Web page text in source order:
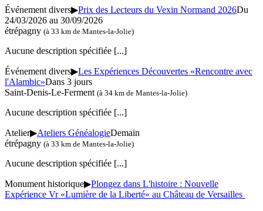
Événement divers▶Prix des Lecteurs du Vexin Normand 2026Du
24/03/2026 au 30/09/2026
étrépagny (à 33 km de Mantes-la-Jolie)
Aucune description spécifiée [...]
Événement divers▶Les Expériences Découvertes «Rencontre avec
l'Alambic»Dans 3 jours
Saint-Denis-Le-Ferment (à 34 km de Mantes-la-Jolie)
Aucune description spécifiée [...]
Atelier▶Ateliers GénéalogieDemain
étrépagny (à 33 km de Mantes-la-Jolie)
Aucune description spécifiée [...]
Monument historique▶Plongez dans L'histoire : Nouvelle
Expérience Vr «Lumière de la Liberté» au Château de Versailles